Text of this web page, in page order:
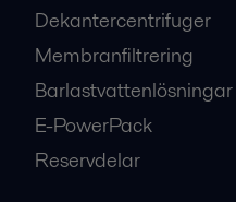
Dekantercentrifuger
Membranfiltrering
Barlastvattenlösningar
E-PowerPack
Reservdelar